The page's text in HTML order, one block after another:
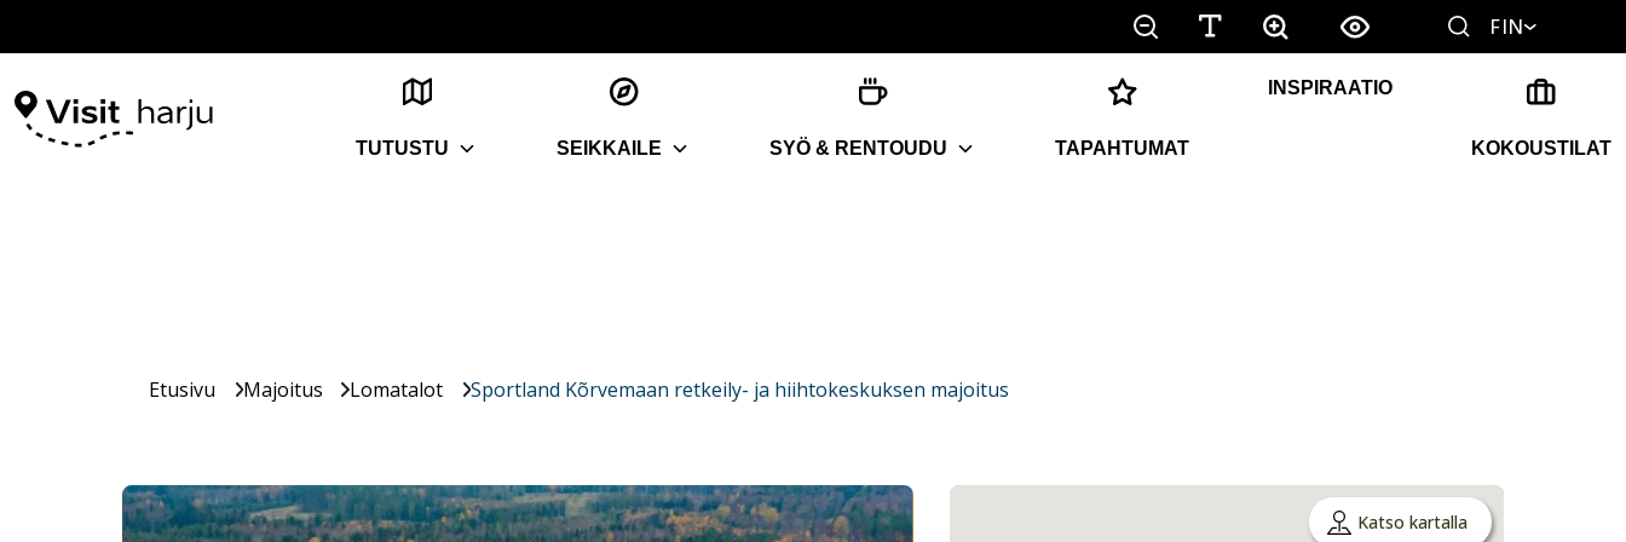
FIN
TUTUSTU SEIKKAILE SYÖ & RENTOUDU TAPAHTUMAT
INSPIRAATIO
KOKOUSTILAT
Etusivu Majoitus Lomatalot Sportland Kõrvemaan retkeily- ja hiihtokeskuksen majoitus
Katso kartalla